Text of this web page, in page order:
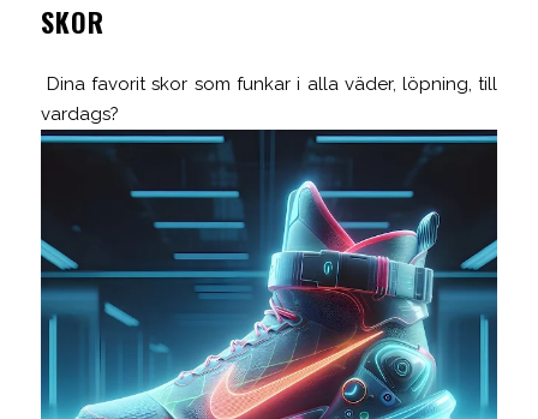
SKOR
Dina favorit skor som funkar i alla väder, löpning, till
vardags?